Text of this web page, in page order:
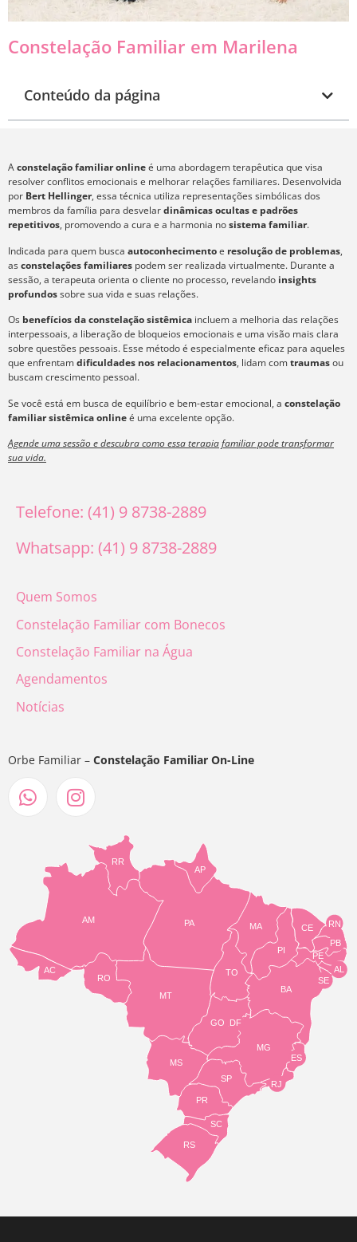
Constelação Familiar em Marilena
Conteúdo da página
Aconstelação familiar onlineé uma abordagem terapêutica que visa
resolver conflitos emocionais e melhorar relações familiares. Desenvolvida
por Bert Hellinger, essa técnica utiliza representações simbólicas dos
membros da família para desvelardinâmicas ocultas e padrões
repetitivos, promovendo a cura e a harmonia nosistema familiar.
Indicada para quem busca autoconhecimentoe resolução de problemas,
asconstelações familiares podem ser realizada virtualmente. Durante a
sessão, a terapeuta orienta o cliente no processo, revelando insights
profundossobre sua vida e suas relações.
Os benefícios da constelação sistêmica incluem a melhoria das relações
interpessoais, a liberação de bloqueios emocionais e uma visão mais clara
sobre questões pessoais. Esse método é especialmente eficaz para aqueles
que enfrentamdificuldades nos relacionamentos, lidam comtraumasou
buscam crescimento pessoal.
Se você está em busca de equilíbrio e bem-estar emocional, a constelação
familiar sistêmica onlineé uma excelente opção.
Agende uma sessão e descubra como essa terapia familiar pode transformar
sua vida.
Telefone: (41) 9 8738-2889
Whatsapp: (41) 9 8738-2889
Quem Somos
Constelação Familiar com Bonecos
Constelação Familiar na Água
Agendamentos
Notícias
Orbe Familiar – Constelação Familiar On-Line
TO
BA
SE
PE
AL
RN
CE
PI
MA
AP
PA
RR
AM
AC
RO
MT
MS
GO
PR
SC
RS
SP
MG
RJ
ES
DF
PB